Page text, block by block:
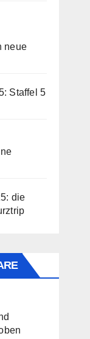
neue
Staffel 5
die